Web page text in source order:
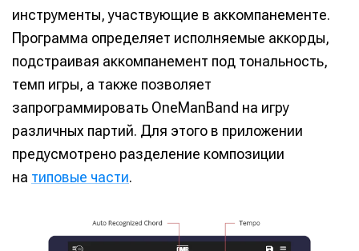
инструменты, участвующие в аккомпанементе.
Программа определяет исполняемые аккорды,
подстраивая аккомпанемент под тональность,
темп игры, а также позволяет
запрограммировать OneManBand на игру
различных партий. Для этого в приложении
предусмотрено разделение композиции
на типовые части.